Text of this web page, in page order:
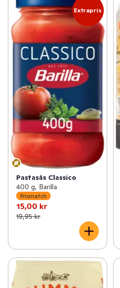
Extrapris
Pastasås Classico
400 g, Barilla
Prismatch
15,00 kr
19,95 kr